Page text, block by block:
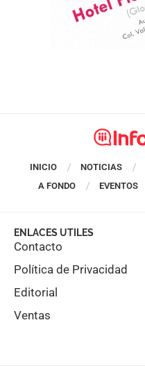
INICIO NOTICIAS
A FONDO
EVENTOS
ENLACES UTILES
Contacto
Política de Privacidad
Editorial
Ventas